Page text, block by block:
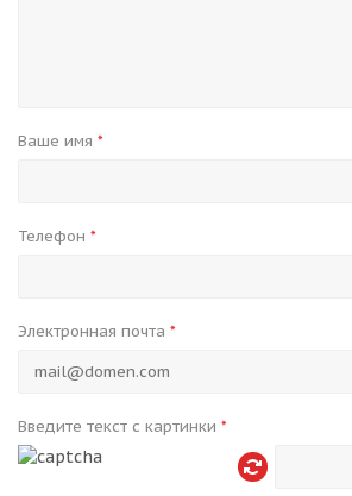
Ваше имя *
Телефон *
Электронная почта *
Введите текст с картинки *